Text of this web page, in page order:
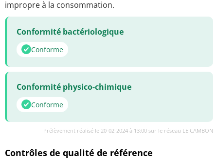
impropre à la consommation.
Conformité bactériologique
Conforme
Conformité physico-chimique
Conforme
Prélèvement réalisé le 20-02-2024 à 13:00 sur le réseau LE CAMBON
Contrôles de qualité de référence